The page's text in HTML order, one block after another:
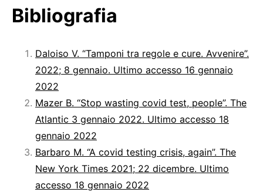
Bibliografia
Daloiso V. “Tamponi tra regole e cure. Avvenire”.
2022; 8 gennaio. Ultimo accesso 16 gennaio
2022
Mazer B. “Stop wasting covid test, people”. The
Atlantic 3 gennaio 2022. Ultimo accesso 18
gennaio 2022
Barbaro M. “A covid testing crisis, again”. The
New York Times 2021; 22 dicembre. Ultimo
accesso 18 gennaio 2022